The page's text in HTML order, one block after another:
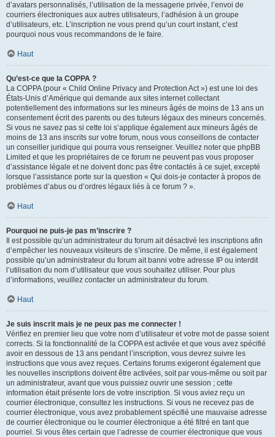
d’avatars personnalisés, l’utilisation de la messagerie privée, l’envoi de
courriers électroniques aux autres utilisateurs, l’adhésion à un groupe
d’utilisateurs, etc. L’inscription ne vous prend qu’un court instant, c’est
pourquoi nous vous recommandons de le faire.
Haut
Qu’est-ce que la COPPA ?
La COPPA (pour « Child Online Privacy and Protection Act ») est une loi des
États-Unis d’Amérique qui demande aux sites internet collectant
potentiellement des informations sur les mineurs âgés de moins de 13 ans un
consentement écrit des parents ou des tuteurs légaux des mineurs concernés.
Si vous ne savez pas si cette loi s’applique également aux mineurs âgés de
moins de 13 ans inscrits sur votre forum, nous vous conseillons de contacter
un conseiller juridique qui pourra vous renseigner. Veuillez noter que phpBB
Limited et que les propriétaires de ce forum ne peuvent pas vous proposer
d’assistance légale et ne doivent donc pas être contactés à ce sujet, excepté
lorsque l’assistance porte sur la question « Qui dois-je contacter à propos de
problèmes d’abus ou d’ordres légaux liés à ce forum ? ».
Haut
Pourquoi ne puis-je pas m’inscrire ?
Il est possible qu’un administrateur du forum ait désactivé les inscriptions afin
d’empêcher les nouveaux visiteurs de s’inscrire. De même, il est également
possible qu’un administrateur du forum ait banni votre adresse IP ou interdit
l’utilisation du nom d’utilisateur que vous souhaitez utiliser. Pour plus
d’informations, veuillez contacter un administrateur du forum.
Haut
Je suis inscrit mais je ne peux pas me connecter !
Vérifiez en premier lieu que votre nom d’utilisateur et votre mot de passe soient
corrects. Si la fonctionnalité de la COPPA est activée et que vous avez spécifié
avoir en dessous de 13 ans pendant l’inscription, vous devrez suivre les
instructions que vous avez reçues. Certains forums exigeront également que
les nouvelles inscriptions doivent être activées, soit par vous-même ou soit par
un administrateur, avant que vous puissiez ouvrir une session ; cette
information était présente lors de votre inscription. Si vous aviez reçu un
courrier électronique, consultez les instructions. Si vous ne recevez pas de
courrier électronique, vous avez probablement spécifié une mauvaise adresse
de courrier électronique ou le courrier électronique a été filtré en tant que
pourriel. Si vous êtes certain que l’adresse de courrier électronique que vous